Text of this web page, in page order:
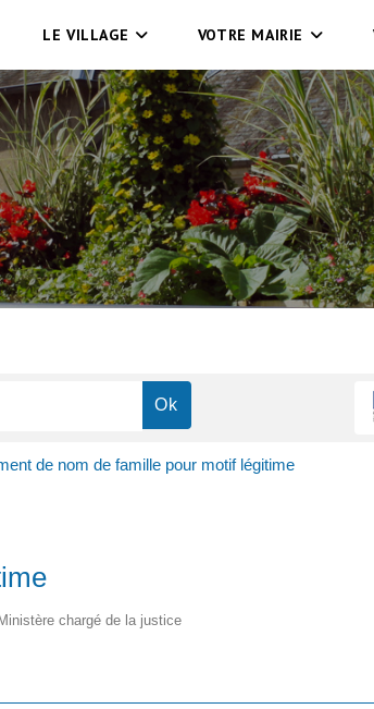
LE VILLAGE VOTRE MAIRIE
de nom de famille pour motif légitime
chargé de la justice